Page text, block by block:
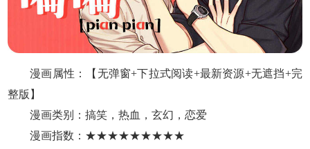
漫画属性：【无弹窗+下拉式阅读+最新资源+无遮挡+完
整版】
漫画类别：搞笑，热血，玄幻，恋爱
漫画指数：★★★★★★★★★